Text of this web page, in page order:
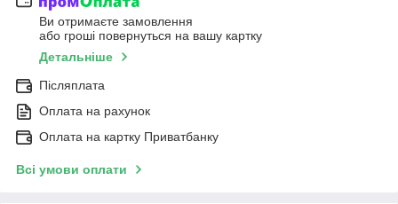
Ви отримаєте замовлення
або гроші повернуться на вашу картку
Детальніше
Післяплата
Оплата на рахунок
Оплата на картку Приватбанку
Всі умови оплати